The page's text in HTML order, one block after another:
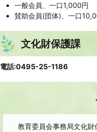
一般会員、一口1,000円
賛助会員(団体)、一口
文化財保護課
電話:0495-25-1186
教育委員会事務局文化財